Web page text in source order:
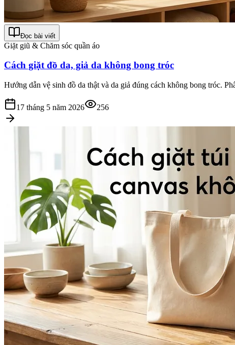
Đọc bài viết
Giặt giũ & Chăm sóc quần áo
Cách giặt đồ da, giả da không bong tróc
Hướng dẫn vệ sinh đồ da thật và da giả đúng cách không bong tróc.
17 tháng 5 năm 2026 256